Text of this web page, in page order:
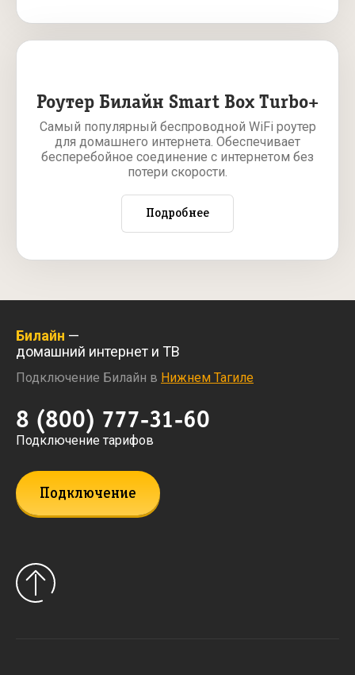
Роутер Билайн Smart Box Turbo+
Самый популярный беспроводной WiFi роутер
для домашнего интернета. Обеспечивает
бесперебойное соединение с интернетом без
потери скорости.
Подробнее
Билайн —
домашний интернет и ТВ
Подключение Билайн в Нижнем Тагиле
8 (800) 777-31-60
Подключение тарифов
Подключение